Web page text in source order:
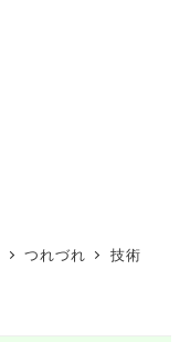
つれづれ
技術